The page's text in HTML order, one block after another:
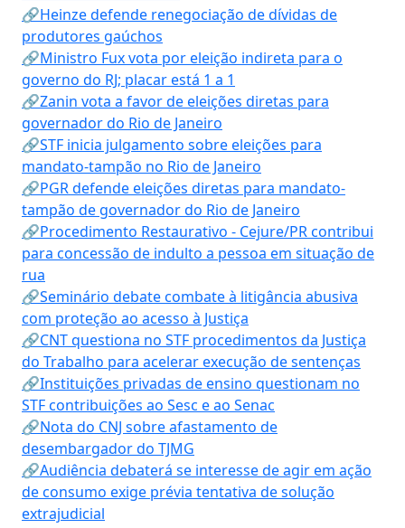
🔗Heinze defende renegociação de dívidas de
produtores gaúchos
🔗Ministro Fux vota por eleição indireta para o
governo do RJ; placar está 1 a 1
🔗Zanin vota a favor de eleições diretas para
governador do Rio de Janeiro
🔗STF inicia julgamento sobre eleições para
mandato-tampão no Rio de Janeiro
🔗PGR defende eleições diretas para mandato-
tampão de governador do Rio de Janeiro
🔗Procedimento Restaurativo - Cejure/PR contribui
para concessão de indulto a pessoa em situação de
rua
🔗Seminário debate combate à litigância abusiva
com proteção ao acesso à Justiça
🔗CNT questiona no STF procedimentos da Justiça
do Trabalho para acelerar execução de sentenças
🔗Instituições privadas de ensino questionam no
STF contribuições ao Sesc e ao Senac
🔗Nota do CNJ sobre afastamento de
desembargador do TJMG
🔗Audiência debaterá se interesse de agir em ação
de consumo exige prévia tentativa de solução
extrajudicial